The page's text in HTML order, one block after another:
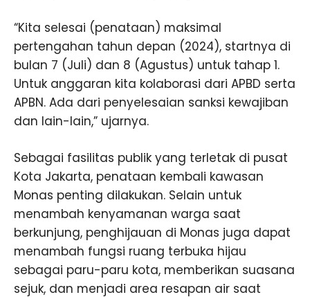
“Kita selesai (penataan) maksimal
pertengahan tahun depan (2024), startnya di
bulan 7 (Juli) dan 8 (Agustus) untuk tahap 1.
Untuk anggaran kita kolaborasi dari APBD serta
APBN. Ada dari penyelesaian sanksi kewajiban
dan lain-lain,” ujarnya.
Sebagai fasilitas publik yang terletak di pusat
Kota Jakarta, penataan kembali kawasan
Monas penting dilakukan. Selain untuk
menambah kenyamanan warga saat
berkunjung, penghijauan di Monas juga dapat
menambah fungsi ruang terbuka hijau
sebagai paru-paru kota, memberikan suasana
sejuk, dan menjadi area resapan air saat